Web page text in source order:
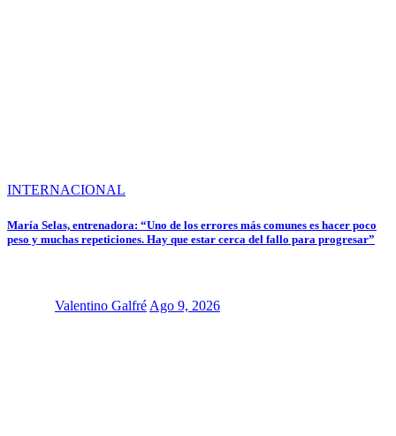
INTERNACIONAL
María Selas, entrenadora: “Uno de los errores más comunes es hacer poco
peso y muchas repeticiones. Hay que estar cerca del fallo para progresar”
Valentino Galfré Ago 9, 2026